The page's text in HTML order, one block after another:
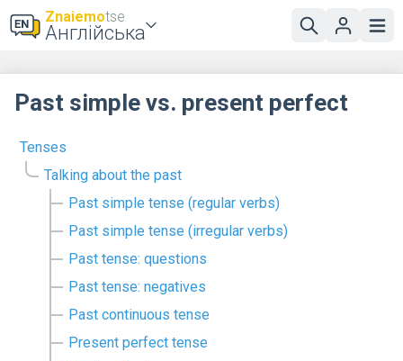
Znaiemotse
Англійська
Tenses
Talking about the past
Past simple tense (regular verbs)
Past simple tense (irregular verbs)
Past tense: questions
Past tense: negatives
Past continuous tense
Present perfect tense
Past simple vs. present perfect